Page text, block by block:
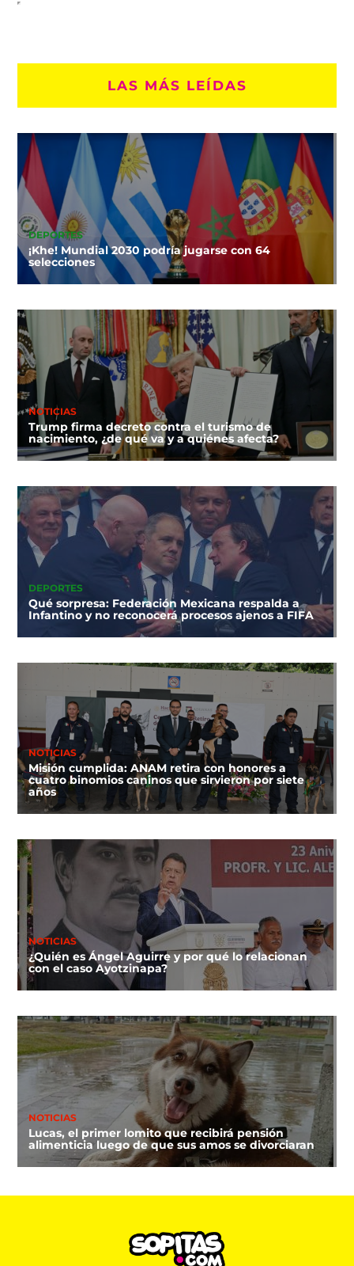
LAS MÁS LEÍDAS
DEPORTES
¡Khe! Mundial 2030 podría jugarse con 64
selecciones
NOTICIAS
Trump firma decreto contra el turismo de
nacimiento, ¿de qué va y a quiénes afecta?
DEPORTES
Qué sorpresa: Federación Mexicana respalda a
Infantino y no reconocerá procesos ajenos a FIFA
NOTICIAS
Misión cumplida: ANAM retira con honores a
cuatro binomios caninos que sirvieron por siete
años
NOTICIAS
¿Quién es Ángel Aguirre y por qué lo relacionan
con el caso Ayotzinapa?
NOTICIAS
Lucas, el primer lomito que recibirá pensión
alimenticia luego de que sus amos se divorciaran